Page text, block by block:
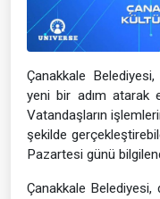
Çanakkale
yeni bir adım atarak
Vatandaşların
şekilde
Pazartesi günü
Çanakkale